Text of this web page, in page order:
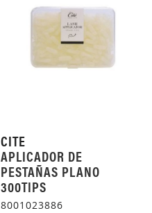
CITE
APLICADOR DE
PESTAÑAS PLANO
300TIPS
8001023886